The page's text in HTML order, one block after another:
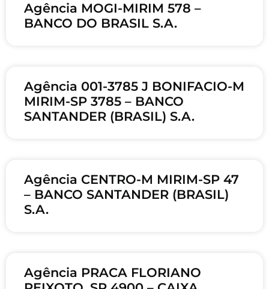
Agência MOGI-MIRIM 578 –
BANCO DO BRASIL S.A.
Agência 001-3785 J BONIFACIO-M
MIRIM-SP 3785 – BANCO
SANTANDER (BRASIL) S.A.
Agência CENTRO-M MIRIM-SP 47
– BANCO SANTANDER (BRASIL)
S.A.
Agência PRACA FLORIANO